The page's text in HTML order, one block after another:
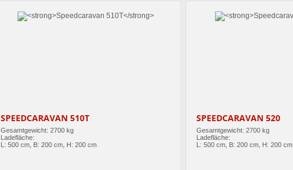
SPEEDCARAVAN 510T
Gesamtgewicht: 2700 kg
Ladefläche:
L: 500 cm, B: 200 cm, H: 200 cm
SPEEDCARAVAN 520
Gesamtgewicht: 2700 kg
Ladefläche:
L: 500 cm, B: 200 cm, H: 200 cm